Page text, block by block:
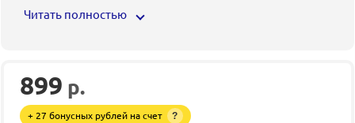
Читать полностью
899 р.
+ 27 бонусных рублей на счет ?